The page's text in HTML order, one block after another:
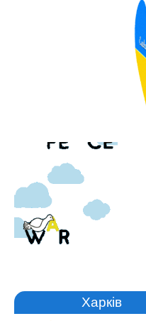
Харків